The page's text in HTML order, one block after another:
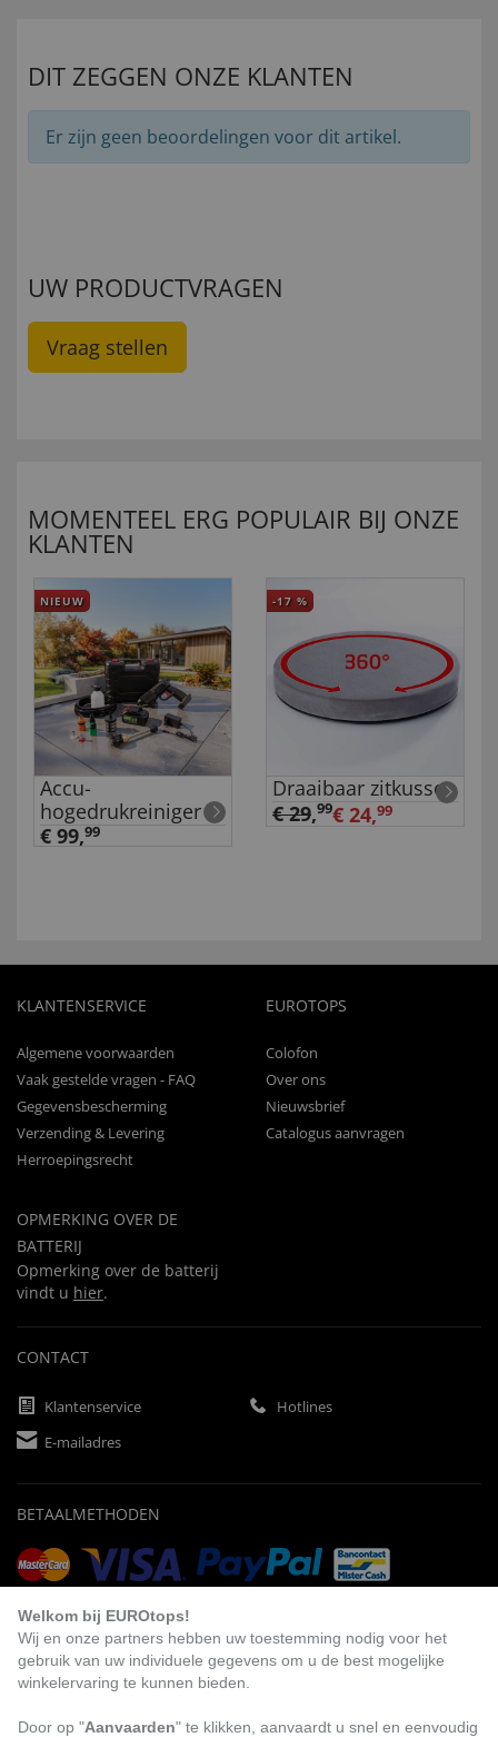
DIT ZEGGEN ONZE KLANTEN
Er zijn geen beoordelingen voor dit artikel.
UW PRODUCTVRAGEN
Vraag stellen
MOMENTEEL ERG POPULAIR BIJ ONZE
KLANTEN
NIEUW
Accu-
hogedrukreiniger
€ 99,99
-17 %
Draaibaar zitkussen
€ 29,99€ 24,99
KLANTENSERVICE
Algemene voorwaarden
Vaak gestelde vragen - FAQ
Gegevensbescherming
Verzending & Levering
Herroepingsrecht
OPMERKING OVER DE
BATTERIJ
Opmerking over de batterij
vindt u hier.
EUROTOPS
Colofon
Over ons
Nieuwsbrief
Catalogus aanvragen
CONTACT
Klantenservice
Hotlines
E-mailadres
BETAALMETHODEN
BEZOEK ONS
Welkom bij EUROtops!
Wij en onze partners hebben uw toestemming nodig voor het
gebruik van uw individuele gegevens om u de best mogelijke
winkelervaring te kunnen bieden.
Door op "Aanvaarden" te klikken, aanvaardt u snel en eenvoudig